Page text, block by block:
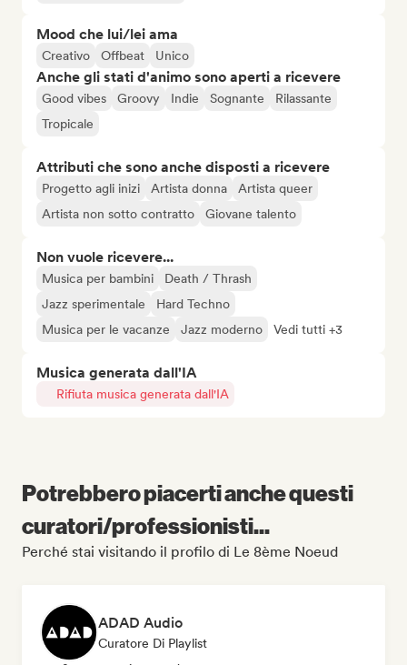
Mood che lui/lei ama
Creativo Offbeat Unico
Anche gli stati d'animo sono aperti a ricevere
Good vibes Groovy Indie Sognante
Rilassante
Tropicale
Attributi che sono anche disposti a ricevere
Progetto agli inizi Artista donna
Artista queer
Artista non sotto contratto
Giovane talento
Non vuole ricevere...
Musica per bambini
Death / Thrash
Jazz sperimentale
Hard Techno
Musica per le vacanze
Jazz moderno Vedi tutti +3
Musica generata dall'IA
Rifiuta musica generata dall'IA
Potrebbero piacerti anche questi
curatori/professionisti...
Perché stai visitando il profilo di Le 8ème Noeud
ADAD Audio
Curatore Di Playlist